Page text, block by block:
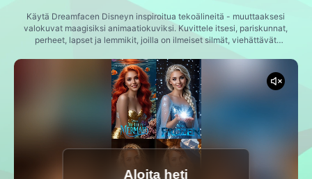
Video
Kuvaus ▼
Näytä kaikki työkalut
Käytä Dreamfacen Disneyn inspiroitua tekoälineitä - muuttaaksesi
valokuvat maagisiksi animaatiokuviksi. Kuvittele itsesi, pariskunnat,
perheet, lapset ja lemmikit, joilla on ilmeiset silmät, viehättävät
median avatareita, ikimuistoisia muistoja ja outoja taideteoksia
sekunnissa käyttämällä kehittynyttä tekoälyä.
Aloita heti